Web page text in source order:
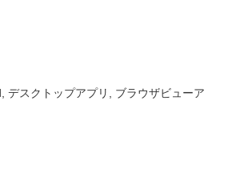
デスクトップアプリ, ブラウザビューア